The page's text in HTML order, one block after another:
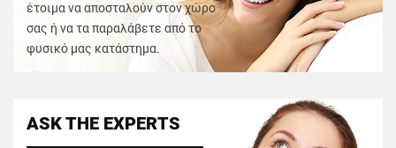
έτοιμα να αποσταλούν στον χώρο
σας ή να τα παραλάβετε από το
φυσικό μας κατάστημα.
ASK THE EXPERTS